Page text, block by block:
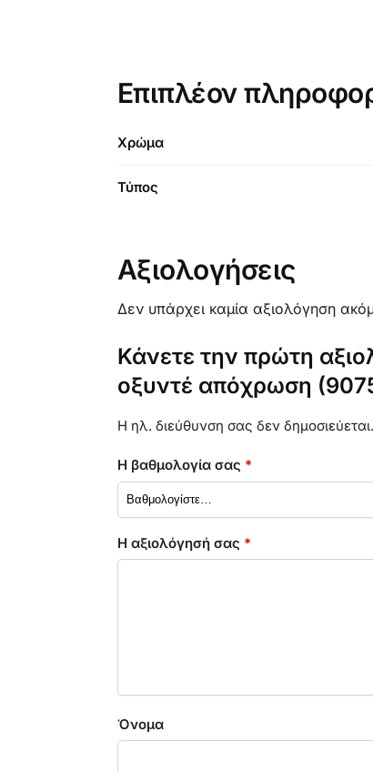
Επιπλέον
Χρώμα
Τύπος
Αξιολογήσεις
Δεν υπάρχει καμία αξιολόγηση
Κάνετε την πρώτη
οξυντέ απόχρωση
Η ηλ. διεύθυνση σας δεν δημοσιεύεται.
Η βαθμολογία σας *
Η αξιολόγησή σας *
Όνομα